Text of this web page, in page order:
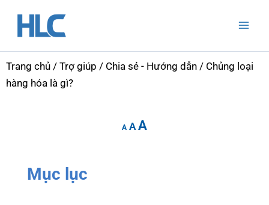
Trang chủ / Trợ giúp / Chia sẻ - Hướng dẫn / Chủng loại
hàng hóa là gì?
Afont
Afont
Afont
Mục lục